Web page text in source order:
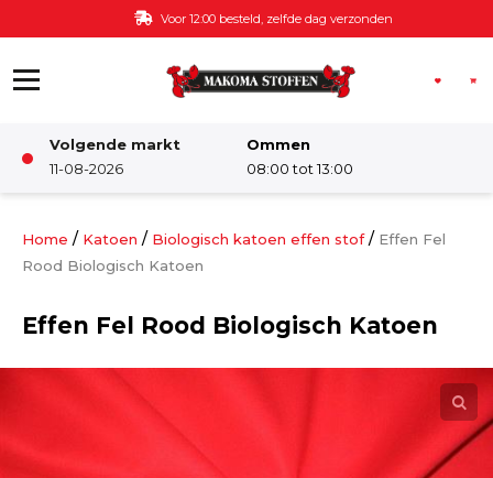
Voor 12:00 besteld, zelfde dag verzonden
Volgende markt
11-08-2026
Ommen
08:00 tot 13:00
Damesstoffen
Kinderstoffen
Home / Katoen / Biologisch katoen effen stof/ Effen Fel
Rood Biologisch Katoen
Effen Fel Rood Biologisch Katoen